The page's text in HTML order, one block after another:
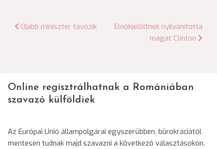
Bejegyzés
Újabb miniszter távozik
Elnökjelöltnek nyilvánította
magát Clinton
Online regisztrálhatnak a Romániában
szavazó külföldiek
Az Európai Unió állampolgárai egyszerűbben, bürokráciától
mentesen tudnak majd szavazni a következő választásokon.